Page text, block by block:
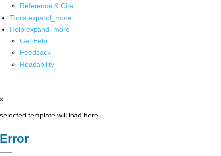
Reference & Cite
Tools expand_more
Help expand_more
Get Help
Feedback
Readability
x
selected template will load here
Error